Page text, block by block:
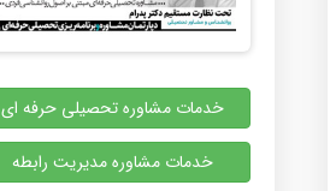
خدمات مشاوره تحصیلی حرفه ای
خدمات مشاوره مدیریت رابطه